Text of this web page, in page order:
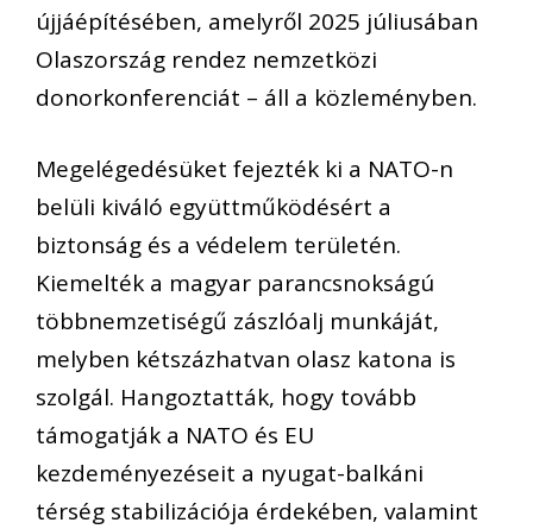
újjáépítésében, amelyről 2025 júliusában
Olaszország rendez nemzetközi
donorkonferenciát – áll a közleményben.
Megelégedésüket fejezték ki a NATO-n
belüli kiváló együttműködésért a
biztonság és a védelem területén.
Kiemelték a magyar parancsnokságú
többnemzetiségű zászlóalj munkáját,
melyben kétszázhatvan olasz katona is
szolgál. Hangoztatták, hogy tovább
támogatják a NATO és EU
kezdeményezéseit a nyugat-balkáni
térség stabilizációja érdekében, valamint